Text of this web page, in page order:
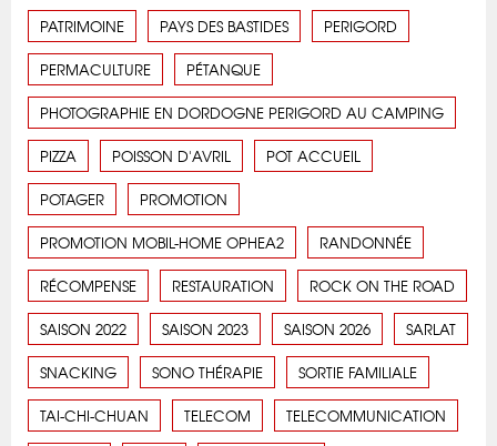
PATRIMOINE PAYS DES BASTIDES PERIGORD
PERMACULTURE PÉTANQUE
PHOTOGRAPHIE EN DORDOGNE PERIGORD AU CAMPING
PIZZA POISSON D'AVRIL POT ACCUEIL
POTAGER PROMOTION
PROMOTION MOBIL-HOME OPHEA2 RANDONNÉE
RÉCOMPENSE RESTAURATION ROCK ON THE ROAD
SAISON 2022 SAISON 2023 SAISON 2026 SARLAT
SNACKING SONO THÉRAPIE SORTIE FAMILIALE
TAI-CHI-CHUAN TELECOM TELECOMMUNICATION